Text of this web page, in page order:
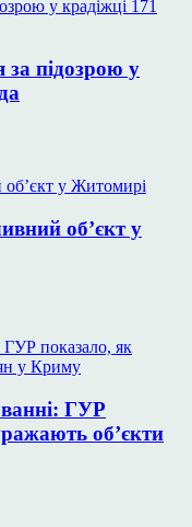
підозрою у
об’єкт у
ГУР
об’єкти